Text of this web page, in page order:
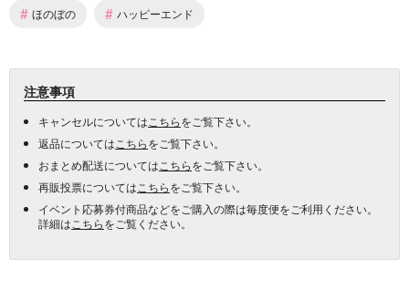
# ほのぼの # ハッピーエンド
注意事項
キャンセルについては こちらをご覧下さい。
返品については こちらをご覧下さい。
おまとめ配送については こちらをご覧下さい。
再販投票については こちらをご覧下さい。
イベント応募券付商品などをご購入の際は毎度便をご利用ください。
詳細は こちらをご覧ください。